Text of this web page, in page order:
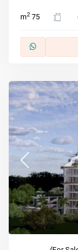
75 m
2